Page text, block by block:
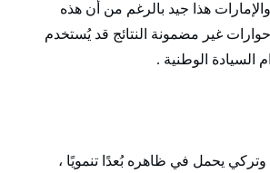
هذا جيد بالرغم من أن هذه
غير مضمونة النتائج قد يُستخدم
السيادة الوطنية .
يحمل في ظاهره بُعدًا تنمويًا ،